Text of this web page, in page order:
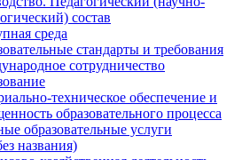
состав
среда
стандарты и требования
сотрудничество
техническое обеспечение и
образовательного процесса
образовательные услуги
названия)